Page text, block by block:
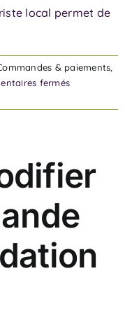
local permet de
& paiements
ferméssur
choisir
local
?